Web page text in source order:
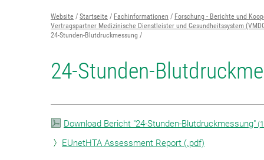
Website Startseite Fachinformationen
Forschung - Berichte und
Vertragspartner Medizinische Dienstleister und Gesundheitssystem
24-Stunden-Blutdruckmessung
24-Stunden-
Download Bericht "24-Stunden-Blutdruckmessung" (
EUnetHTA Assessment Report (.pdf)